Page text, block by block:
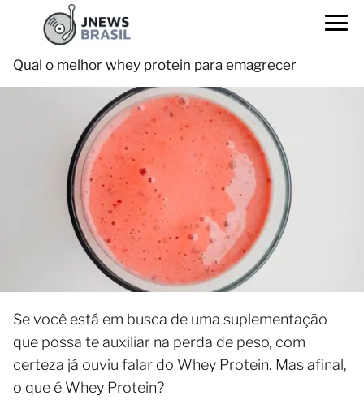
Qual o melhor whey protein para emagrecer
Se você está em busca de uma suplementação
que possa te auxiliar na perda de peso, com
certeza já ouviu falar do Whey Protein. Mas afinal,
o que é Whey Protein?